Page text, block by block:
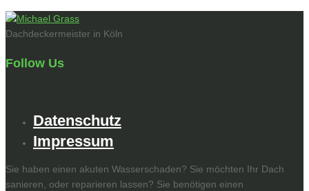
Dachdeckermeister in Köln
Follow Us
Datenschutz
Impressum
Sie haben einen akuten Wasserschaden? Sie möchten Ihr Dach
sanieren, oder reparieren lassen? Sie benötigen einen